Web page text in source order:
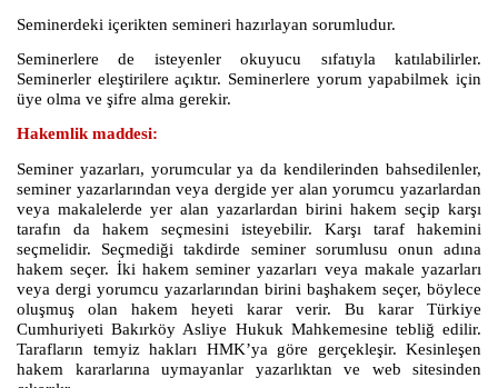
Seminerdeki içerikten semineri hazırlayan sorumludur.
Seminerlere de isteyenler okuyucu sıfatıyla katılabilirler.
Seminerler eleştirilere açıktır. Seminerlere yorum yapabilmek için
üye olma ve şifre alma gerekir.
Hakemlik maddesi:
Seminer yazarları, yorumcular ya da kendilerinden bahsedilenler,
seminer yazarlarından veya dergide yer alan yorumcu yazarlardan
veya makalelerde yer alan yazarlardan birini hakem seçip karşı
tarafın da hakem seçmesini isteyebilir. Karşı taraf hakemini
seçmelidir. Seçmediği takdirde seminer sorumlusu onun adına
hakem seçer. İki hakem seminer yazarları veya makale yazarları
veya dergi yorumcu yazarlarından birini başhakem seçer, böylece
oluşmuş olan hakem heyeti karar verir. Bu karar Türkiye
Cumhuriyeti Bakırköy Asliye Hukuk Mahkemesine tebliğ edilir.
Tarafların temyiz hakları HMK’ya göre gerçekleşir. Kesinleşen
hakem kararlarına uymayanlar yazarlıktan ve web sitesinden